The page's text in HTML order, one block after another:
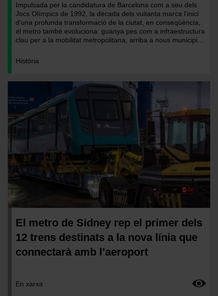
Impulsada per la candidatura de Barcelona com a seu dels
Jocs Olímpics de 1992, la dècada dels vuitanta marca l’inici
d’una profunda transformació de la ciutat, en conseqüència,
el metro també evoluciona: guanya pes com a infraestructura
clau per a la mobilitat metropolitana, arriba a nous municipis i
que aspira a ser metròpoli global.
Història
El metro de Sidney rep el primer dels
12 trens destinats a la nova línia que
connectarà amb l’aeroport
En xarxa